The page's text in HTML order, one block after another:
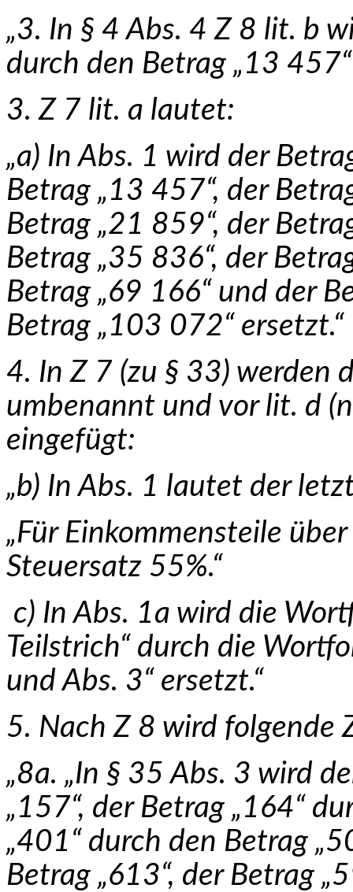
„3. In § 4 Abs. 4 Z 8 lit. b
durch den Betrag „13
3. Z 7 lit. a lautet:
„a) In Abs. 1 wird der
Betrag „13 457“, der
Betrag „21 859“, der
Betrag „35 836“, der
Betrag „69 166“ und der
Betrag „103 072“ ersetzt.“
4. In Z 7 (zu § 33) werden
umbenannt und vor lit. d
eingefügt:
„b) In Abs. 1 lautet der
„Für Einkommensteile
Steuersatz 55%.“
c) In Abs. 1a wird die
Teilstrich“ durch die
und Abs. 3“ ersetzt.“
5. Nach Z 8 wird folgende
„8a. „In § 35 Abs. 3 wird
„157“, der Betrag „164“
„401“ durch den Betrag
Betrag „613“, der Betrag